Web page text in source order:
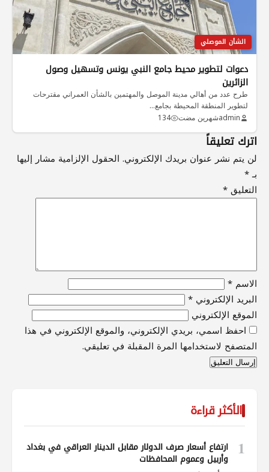
الشأن الموصلي
دعوات لتطوير محيط جامع النبي يونس وتسهيل وصول
الزائرين
طرح عدد من أهالي مدينة الموصل والمهتمين بالشأن العمراني مقترحات
لتطوير المنطقة المحيطة بجامع…
adminشهرين مضت 134
اترك تعليقاً
لن يتم نشر عنوان بريدك الإلكتروني. الحقول الإلزامية مشار إليها
بـ*
التعليق*
الاسم *
البريد الإلكتروني *
الموقع الإلكتروني
احفظ اسمي، بريدي الإلكتروني، والموقع الإلكتروني في هذا
المتصفح لاستخدامها المرة المقبلة في تعليقي.
الأكثر قراءة
1 ارتفاع أسعار صرف الدولار مقابل الدينار العراقي في بغداد
وأربيل وعموم المحافظات